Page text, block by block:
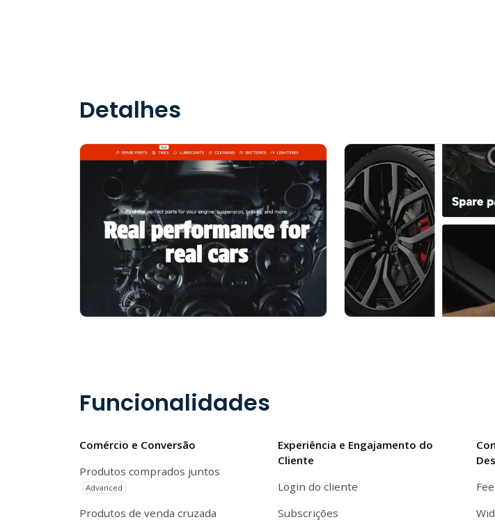
Detalhes
Funcionalidades
Comércio e Conversão
Produtos comprados juntos
Advanced
Produtos de venda cruzada
Experiência e Engajamento do
Cliente
Login do cliente
Subscrições